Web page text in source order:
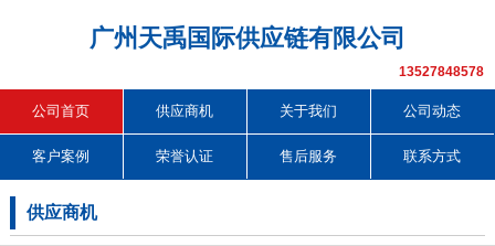
广州天禹国际供应链有限公司
13527848578
公司首页 供应商机 关于我们 公司动态
客户案例 荣誉认证 售后服务 联系方式
供应商机